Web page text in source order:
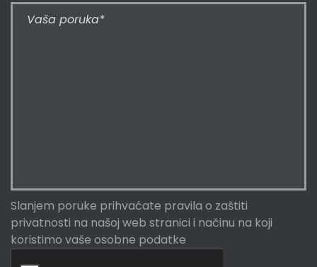
Slanjem poruke prihvaćate pravila o zaštiti
privatnosti na našoj web stranici i načinu na koji
koristimo vaše osobne podatke